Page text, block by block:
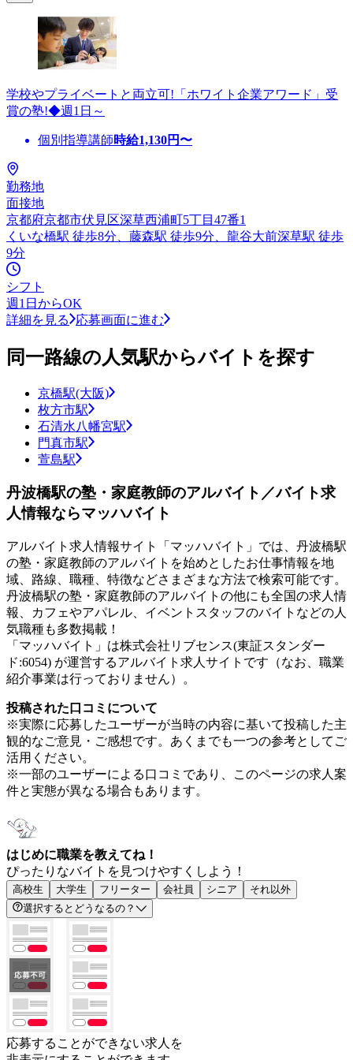
学校やプライベートと両立可!「ホワイト企業アワード」受
賞の塾!◆週1日～
個別指導講師時給1,130円〜
勤務地
面接地
京都府京都市伏見区深草西浦町5丁目47番1
くいな橋駅 徒歩8分、藤森駅 徒歩9分、龍谷大前深草駅 徒歩
9分
シフト
週1日からOK
詳細を見る
応募画面に進む
同一路線の人気駅からバイトを探す
京橋駅(大阪)
枚方市駅
石清水八幡宮駅
門真市駅
萱島駅
丹波橋駅の塾・家庭教師のアルバイト／バイト求
人情報ならマッハバイト
アルバイト求人情報サイト「マッハバイト」では、丹波橋駅
の塾・家庭教師のアルバイトを始めとしたお仕事情報を地
域、路線、職種、特徴などさまざまな方法で検索可能です。
丹波橋駅の塾・家庭教師のアルバイトの他にも全国の求人情
報、カフェやアパレル、イベントスタッフのバイトなどの人
気職種も多数掲載！
「マッハバイト」は株式会社リブセンス(東証スタンダー
ド:6054) が運営するアルバイト求人サイトです（なお、職業
紹介事業は行っておりません）。
投稿された口コミについて
※実際に応募したユーザーが当時の内容に基いて投稿した主
観的なご意見・ご感想です。あくまでも一つの参考としてご
活用ください。
※一部のユーザーによる口コミであり、このページの求人案
件と実態が異なる場合もあります。
はじめに職業を教えてね！
ぴったりなバイトを見つけやすくしよう！
高校生 大学生 フリーター 会社員 シニア
それ以外
選択するとどうなるの？
応募することができない求人を